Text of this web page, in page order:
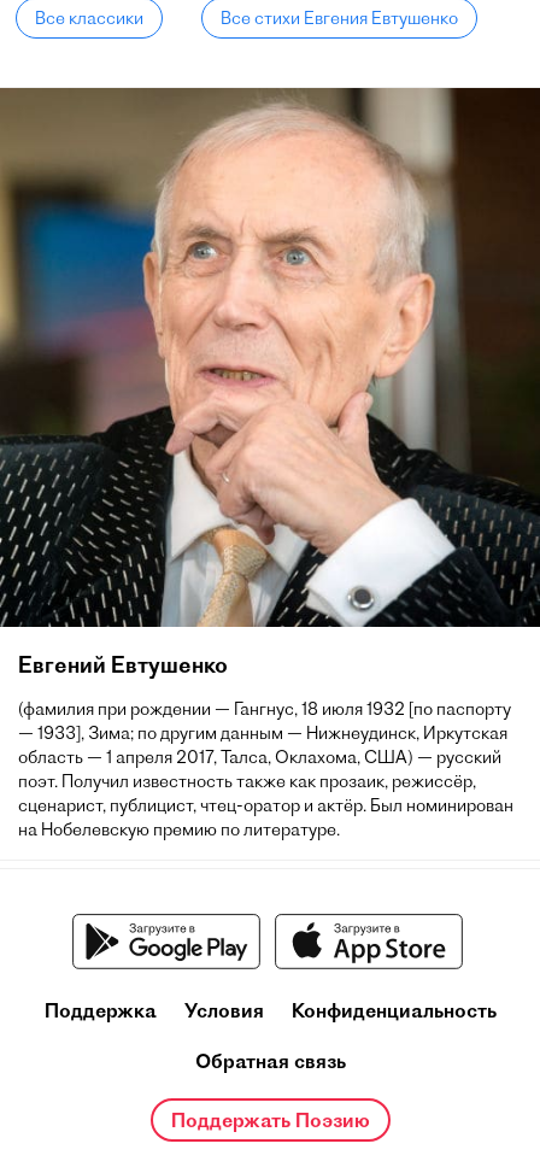
Все классики Все стихи Евгения Евтушенко
Евгений Евтушенко
(фамилия при рождении — Гангнус, 18 июля 1932 [по паспорту
— 1933], Зима; по другим данным — Нижнеудинск, Иркутская
область — 1 апреля 2017, Талса, Оклахома, США) — русский
поэт. Получил известность также как прозаик, режиссёр,
сценарист, публицист, чтец-оратор и актёр. Был номинирован
на Нобелевскую премию по литературе.
Поддержка Условия Конфиденциальность
Обратная связь
Поддержать Поэзию